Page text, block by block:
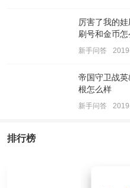
厉害了我的
刷号和金币怎
新手问答
帝国守卫战
根怎么样
新手问答
排行榜